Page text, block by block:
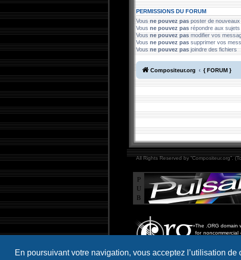
En poursuivant votre navigation, vous acceptez l’utilisation de
PERMISSIONS DU FORUM
Vousne pouvez pasposter de nouveaux
Vous ne pouvez pas répondre aux sujets
Vousne pouvez pasmodifier vos
Vous ne pouvez pas supprimer vos
Vousne pouvez pasjoindre des fichiers
Compositeur.org { FORUM }
All Rights Reserved by “Compositeur.org”.
P
U
B
The .ORG domain
for